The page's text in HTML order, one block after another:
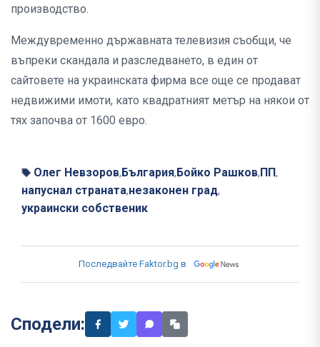
производство.
Междувременно държавната телевизия съобщи, че
въпреки скандала и разследването, в един от
сайтовете на украинската фирма все още се продават
недвижими имоти, като квадратният метър на някои от
тях започва от 1600 евро.
Олег Невзоров, България, Бойко Рашков, ПП,
напуснал страната,незаконен град,
украински собственик
Последвайте Faktor.bg в
Сподели: